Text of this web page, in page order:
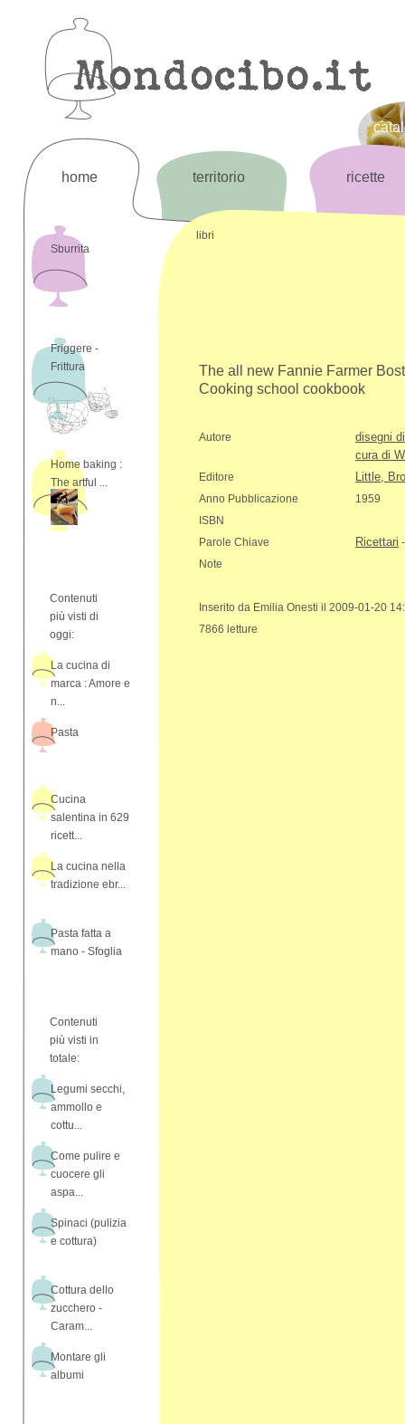
home territorio ricette
Sburrita
Friggere -
Frittura
Home baking :
The artful ...
Contenuti
più visti di
oggi:
La cucina di
marca : Amore e
n...
Pasta
Cucina
salentina in 629
ricett...
La cucina nella
tradizione ebr...
Pasta fatta a
mano - Sfoglia
Contenuti
più visti in
totale:
Legumi secchi,
ammollo e
cottu...
Come pulire e
cuocere gli
aspa...
Spinaci (pulizia
e cottura)
Cottura dello
zucchero -
Caram...
Montare gli
albumi
libri
The all new Fannie Farmer
Cooking school cookbook
Autore
disegni
cura di
Editore Little,
Anno Pubblicazione
1959
ISBN
Parole Chiave
Ricettari
Note
Inserito da Emilia Onesti il 2009-01-20
7866 letture